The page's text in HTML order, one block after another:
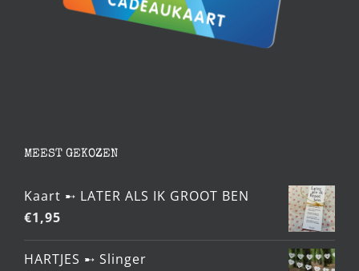
MEEST GEKOZEN
Kaart ➸ LATER ALS IK GROOT BEN
€1,95
HARTJES ➸ Slinger